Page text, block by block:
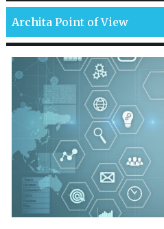
ArchitaPoint of View